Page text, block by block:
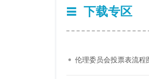
下载专区
伦理委员会投票表流程